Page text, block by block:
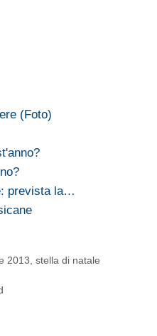
(Foto)
prevista la…
2013 stella di natale